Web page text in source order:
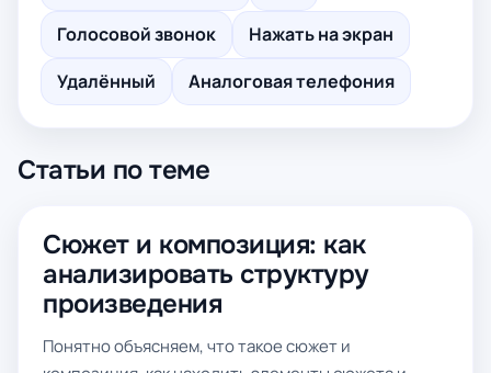
Голосовой звонок
Нажать на экран
Удалённый
Аналоговая телефония
Статьи по теме
Сюжет и композиция: как
анализировать структуру
произведения
Понятно объясняем, что такое сюжет и